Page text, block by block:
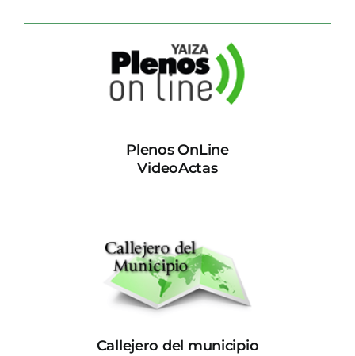
Plenos OnLine
VideoActas
Callejero del municipio